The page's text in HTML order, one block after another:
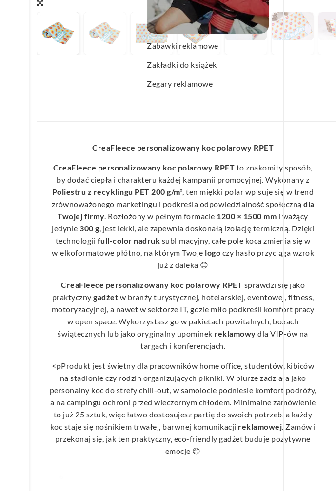
Wachlarze reklamowe
Wagi kuchenne
Zabawki reklamowe
Zakładki do książek
Zegary reklamowe
CreaFleece personalizowany koc polarowy RPET
CreaFleece personalizowany koc polarowy RPET to znakomity sposób,
by dodać ciepła i charakteru każdej kampanii promocyjnej. Wykonany z
Poliestru z recyklingu PET 200 g/m², ten miękki polar wpisuje się w trend
zrównoważonego marketingu i podkreśla odpowiedzialność społeczną dla
Twojej firmy. Rozłożony w pełnym formacie 1200 × 1500 mm i ważący
jedynie 300 g, jest lekki, ale zapewnia doskonałą izolację termiczną. Dzięki
technologii full-color nadruk sublimacyjny, całe pole koca zmienia się w
wielkoformatowe płótno, na którym Twoje logo czy hasło przyciąga wzrok
już z daleka 😊
CreaFleece personalizowany koc polarowy RPET sprawdzi się jako
praktyczny gadżet w branży turystycznej, hotelarskiej, eventowej, fitness,
motoryzacyjnej, a nawet w sektorze IT, gdzie miło podkreśli komfort pracy
w open space. Wykorzystasz go w pakietach powitalnych, boxach
świątecznych lub jako oryginalny upominek reklamowy dla VIP-ów na
targach i konferencjach.
<pProdukt jest świetny dla pracowników home office, studentów, kibiców
na stadionie czy rodzin organizujących pikniki. W biurze zadziała jako
personalny koc do strefy chill-out, w samolocie podniesie komfort podróży,
a na campingu ochroni przed wieczornym chłodem. Minimalne zamówienie
to już 25 sztuk, więc łatwo dostosujesz partię do swoich potrzeb, a każdy
koc staje się nośnikiem trwałej, barwnej komunikacji reklamowej. Zamów i
przekonaj się, jak ten praktyczny, eco-friendly gadżet buduje pozytywne
emocje 😊